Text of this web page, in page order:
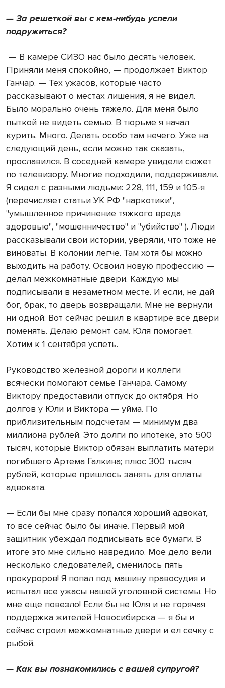
— За решеткой вы с кем-нибудь успели
подружиться?
— В камере СИЗО нас было десять человек.
Приняли меня спокойно, — продолжает Виктор
Ганчар. — Тех ужасов, которые часто
рассказывают о местах лишения, я не видел.
Было морально очень тяжело. Для меня было
пыткой не видеть семью. В тюрьме я начал
курить. Много. Делать особо там нечего. Уже на
следующий день, если можно так сказать,
прославился. В соседней камере увидели сюжет
по телевизору. Многие подходили, поддерживали.
Я сидел с разными людьми: 228, 111, 159 и 105-я
(перечисляет статьи УК РФ "наркотики",
"умышленное причинение тяжкого вреда
здоровью", "мошенничество" и "убийство" ). Люди
рассказывали свои истории, уверяли, что тоже не
виноваты. В колонии легче. Там хотя бы можно
выходить на работу. Освоил новую профессию —
делал межкомнатные двери. Каждую мы
подписывали в незаметном месте. И если, не дай
бог, брак, то дверь возвращали. Мне не вернули
ни одной. Вот сейчас решил в квартире все двери
поменять. Делаю ремонт сам. Юля помогает.
Хотим к 1 сентября успеть.
Руководство железной дороги и коллеги
всячески помогают семье Ганчара. Самому
Виктору предоставили отпуск до октября. Но
долгов у Юли и Виктора — уйма. По
приблизительным подсчетам — минимум два
миллиона рублей. Это долги по ипотеке, это 500
тысяч, которые Виктор обязан выплатить матери
погибшего Артема Галкина; плюс 300 тысяч
рублей, которые пришлось занять для оплаты
адвоката.
— Если бы мне сразу попался хороший адвокат,
то все сейчас было бы иначе. Первый мой
защитник убеждал подписывать все бумаги. В
итоге это мне сильно навредило. Мое дело вели
несколько следователей, сменилось пять
прокуроров! Я попал под машину правосудия и
испытал все ужасы нашей уголовной системы. Но
мне еще повезло! Если бы не Юля и не горячая
поддержка жителей Новосибирска — я бы и
сейчас строил межкомнатные двери и ел сечку с
рыбой.
— Как вы познакомились с вашей супругой?